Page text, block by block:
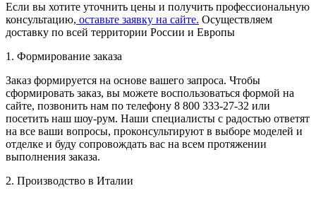
Если вы хотите уточнить цены и получить профессиональную
консультацию, оставьте заявку на сайте. Осуществляем
доставку по всей территории России и Европы
1. Формирование заказа
Заказ формируется на основе вашего запроса. Чтобы
сформировать заказ, вы можете воспользоваться формой на
сайте, позвонить нам по телефону 8 800 333-27-32 или
посетить наш шоу-рум. Наши специалисты с радостью ответят
на все ваши вопросы, проконсультируют в выборе моделей и
отделке и буду сопровождать вас на всем протяжении
выполнения заказа.
2. Производство в Италии